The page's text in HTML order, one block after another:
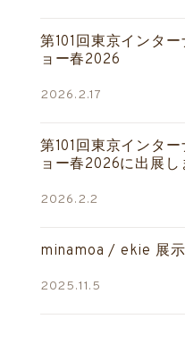
第101回東京インタ
ョー春2026
2026.2.17
第101回東京インタ
ョー春2026に出展し
2026.2.2
minamoa / ekie 展
2025.11.5